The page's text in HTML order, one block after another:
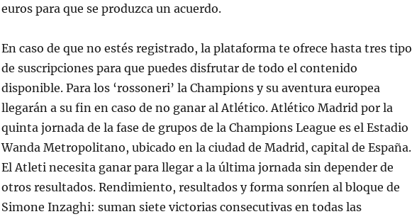
euros para que se produzca un acuerdo.
En caso de que no estés registrado, la plataforma te ofrece hasta tres
de suscripciones para que puedes disfrutar de todo el contenido
disponible. Para los ‘rossoneri’ la Champions y su aventura europea
llegarán a su fin en caso de no ganar al Atlético. Atlético Madrid por la
quinta jornada de la fase de grupos de la Champions League es el Estadio
Wanda Metropolitano, ubicado en la ciudad de Madrid, capital de España.
El Atleti necesita ganar para llegar a la última jornada sin depender de
otros resultados. Rendimiento, resultados y forma sonríen al bloque de
Simone Inzaghi: suman siete victorias consecutivas en todas las